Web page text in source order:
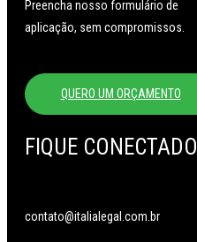
Preencha nosso formulário de
aplicação, sem compromissos.
QUERO UM ORÇAMENTO
FIQUE CONECTADO
contato@italialegal.com.br